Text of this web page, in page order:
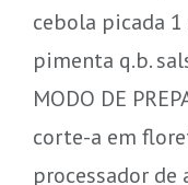
cebola picada
pimenta q.b.
MODO DE
corte-a em
processador